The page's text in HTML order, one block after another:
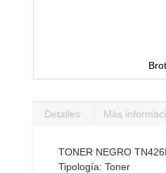
comienzo
galería
Detalles
TONER NEGRO
Tipología: Toner
Más